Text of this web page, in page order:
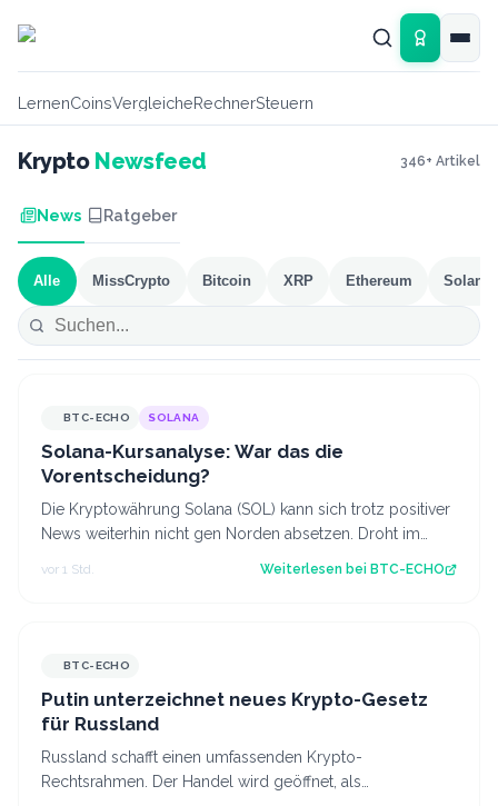
LernenCoinsVergleicheRechnerSteuern
Krypto Newsfeed 346+ Artikel
News Ratgeber
Alle MissCrypto Bitcoin XRP Ethereum Solana
BTC-ECHO SOLANA
Solana-Kursanalyse: War das die
Vorentscheidung?
Die Kryptowährung Solana (SOL) kann sich trotz positiver
News weiterhin nicht gen Norden absetzen. Droht im
vor 1 Std. Weiterlesen bei BTC-ECHO
BTC-ECHO
Putin unterzeichnet neues Krypto-Gesetz
für Russland
Russland schafft einen umfassenden Krypto-
Rechtsrahmen. Der Handel wird geöffnet, als